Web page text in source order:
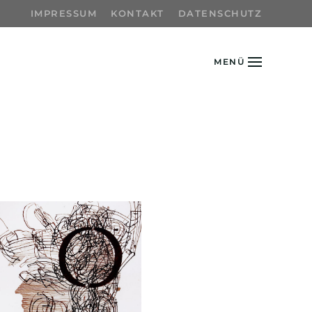
IMPRESSUM KONTAKT DATENSCHUTZ
MENÜ